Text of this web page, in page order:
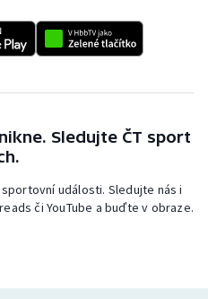
Sledujte ČT sport
události. Sledujte nás i
či YouTube a buďte v obraze.